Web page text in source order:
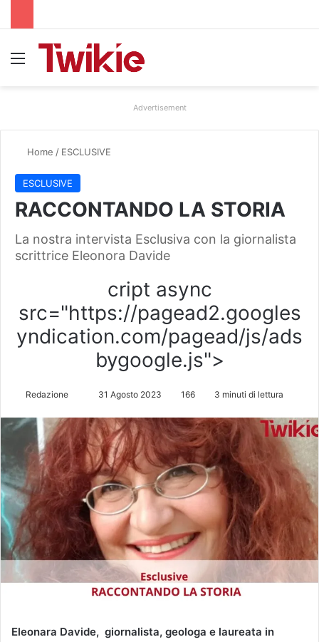
Advertisement
Home / ESCLUSIVE
ESCLUSIVE
RACCONTANDO LA STORIA
La nostra intervista Esclusiva con la giornalista
scrittrice Eleonora Davide
cript async
src="https://pagead2.googles
yndication.com/pagead/js/ads
bygoogle.js">
Redazione
i
n
i
31 Agosto 2023 166 3 minuti di lettura
Eleonara Davide, giornalista, geologa e laureata in